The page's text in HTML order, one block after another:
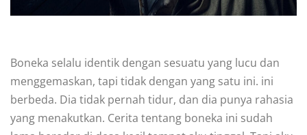
Boneka selalu identik dengan sesuatu yang lucu dan
menggemaskan, tapi tidak dengan yang satu ini. ini
berbeda. Dia tidak pernah tidur, dan dia punya rahasia
yang menakutkan. Cerita tentang boneka ini sudah